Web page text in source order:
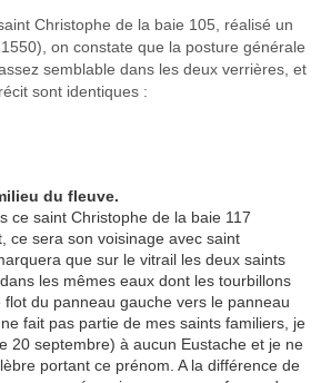
Christophe de la baie 105, réalisé un
on constate que la posture générale
semblable dans les deux verrières, et
sont identiques :
du fleuve.
ce saint Christophe de la baie 117
ce sera son voisinage avec saint
que sur le vitrail les deux saints
les mêmes eaux dont les tourbillons
du panneau gauche vers le panneau
fait pas partie de mes saints familiers, je
20 septembre) à aucun Eustache et je ne
portant ce prénom. A la différence de